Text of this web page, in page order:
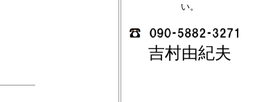
い。
吉村由紀夫